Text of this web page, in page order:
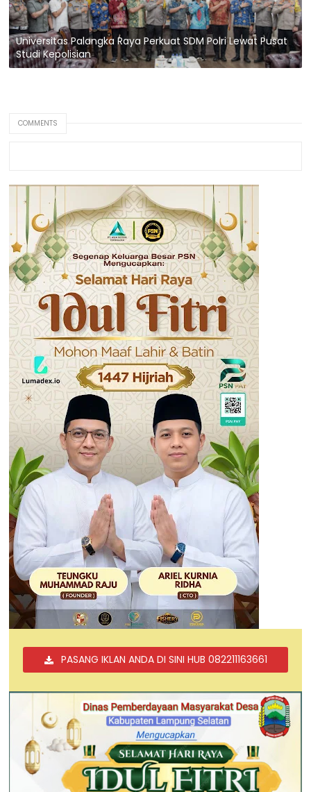
Universitas Palangka Raya Perkuat SDM Polri Lewat Pusat
Studi Kepolisian
COMMENTS
PASANG IKLAN ANDA DI SINI HUB 082211163661